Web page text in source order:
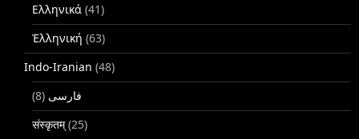
Ελληνικά (41)
Ἑλληνική (63)
Indo-Iranian (48)
فارسی (8)
संस्कृतम्(25)